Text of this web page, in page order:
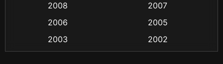
Crime อาชญากรรม (48)
Cult Film(4)
2008
2007
2006
2005
2003
2002